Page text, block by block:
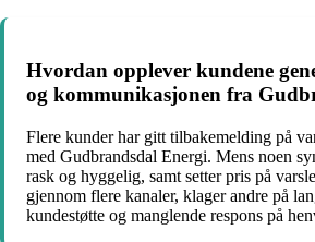
Hvordan opplever kundene
og kommunikasjonen fra
Flere kunder har gitt tilbakemelding på
med Gudbrandsdal Energi. Mens noen
rask og hyggelig, samt setter pris på
gjennom flere kanaler, klager andre på
kundestøtte og manglende respons på